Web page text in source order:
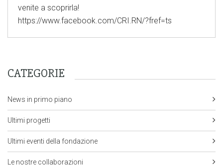
venite a scoprirla!
https://www.facebook.com/CRI.RN/?fref=ts
CATEGORIE
News in primo piano
Ultimi progetti
Ultimi eventi della fondazione
Le nostre collaborazioni